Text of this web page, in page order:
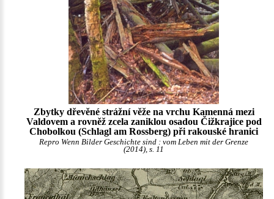
Zbytky dřevěné strážní věže na vrchu Kamenná mezi
Valdovem a rovněž zcela zaniklou osadou Čižkrajice pod
Chobolkou (Schlagl am Rossberg) při rakouské hranici
Repro Wenn Bilder Geschichte sind : vom Leben mit der Grenze
(2014), s. 11